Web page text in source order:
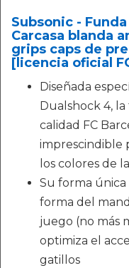
Subsonic -
Carcasa blanda
grips caps de
[licencia oficial
Diseñada
Dualshock 4,
calidad FC
imprescindible
los colores de
Su forma
forma del
juego (no más
optimiza el
gatillos